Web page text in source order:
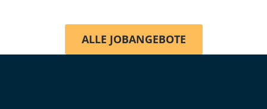
ALLE JOBANGEBOTE